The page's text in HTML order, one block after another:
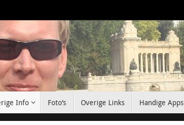
Info Foto’s Overige Links Handige Apps